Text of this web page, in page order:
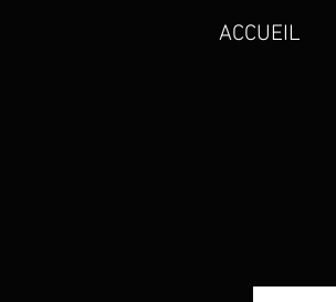
ACCUEIL